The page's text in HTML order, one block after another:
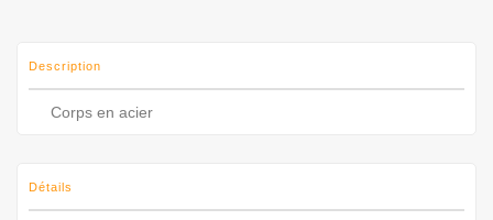
Description
Corps en acier
Détails